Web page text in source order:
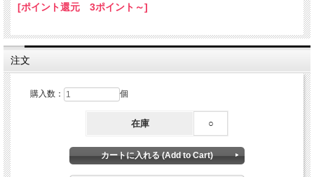
貝殻の主成分は炭酸カルシウムです。酸によって溶けて表面が曇るなどの変化があ
☆ひとことメモ☆ 和名：サラサバテイ（ラ） 学名：Tectus maximus生息地：奄美諸
[ポイント還元 3ポイント～]
注文
購入数： 個
在庫 ○